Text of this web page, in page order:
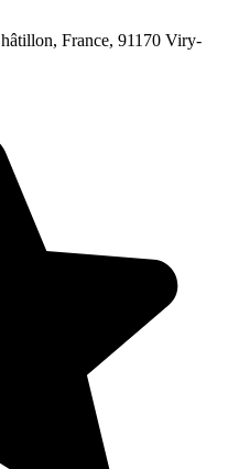
France, 91170 Viry-